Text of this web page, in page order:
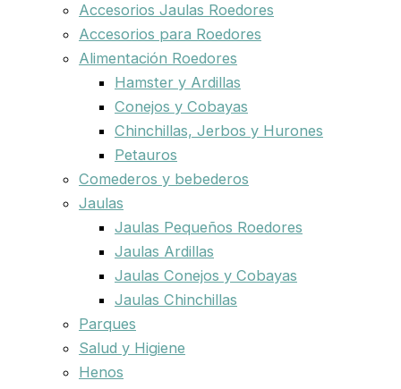
Accesorios Jaulas Roedores
Accesorios para Roedores
Alimentación Roedores
Hamster y Ardillas
Conejos y Cobayas
Chinchillas, Jerbos y Hurones
Petauros
Comederos y bebederos
Jaulas
Jaulas Pequeños Roedores
Jaulas Ardillas
Jaulas Conejos y Cobayas
Jaulas Chinchillas
Parques
Salud y Higiene
Henos